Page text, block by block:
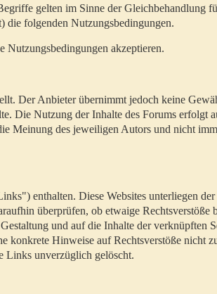
gelten im Sinne der Gleichbehandlung
die folgenden Nutzungsbedingungen.
Nutzungsbedingungen akzeptieren.
Der Anbieter übernimmt jedoch keine
Die Nutzung der Inhalte des Forums erfolgt
Meinung des jeweiligen Autors und nicht
enthalten. Diese Websites unterliegen
überprüfen, ob etwaige Rechtsverstöße
und auf die Inhalte der verknüpften
konkrete Hinweise auf Rechtsverstöße nicht
Links unverzüglich gelöscht.